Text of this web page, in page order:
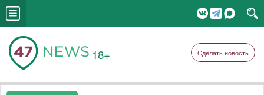
18+ Сделать новость